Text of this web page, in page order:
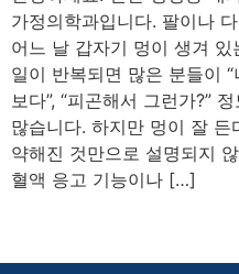
가정의학과입니다. 팔이나
어느 날 갑자기 멍이 생겨
일이 반복되면 많은 분들이
보다”, “피곤해서 그런가?”
많습니다. 하지만 멍이 잘
약해진 것만으로 설명되지
혈액 응고 기능이나 […]